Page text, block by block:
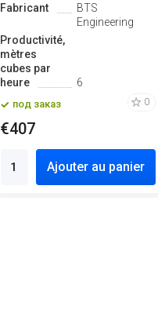
Fabricant
BTS
Engineering
Productivité,
mètres
cubes par
heure
6
под заказ 0
€407
Ajouter au panier